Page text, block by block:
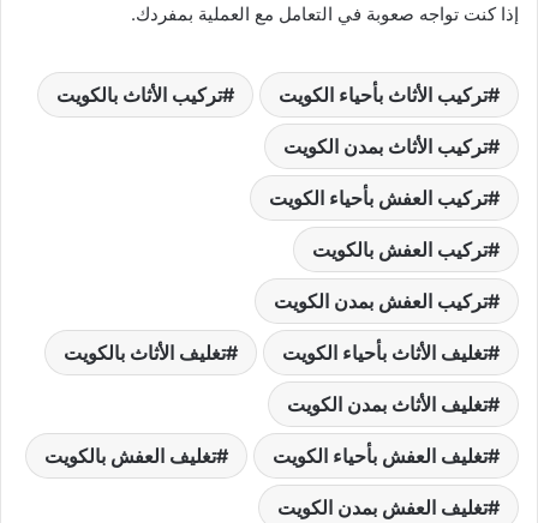
إذا كنت تواجه صعوبة في التعامل مع العملية بمفردك.
تركيب الأثاث بأحياء الكويت تركيب الأثاث بالكويت
تركيب الأثاث بمدن الكويت
تركيب العفش بأحياء الكويت
تركيب العفش بالكويت
تركيب العفش بمدن الكويت
تغليف الأثاث بأحياء الكويت تغليف الأثاث بالكويت
تغليف الأثاث بمدن الكويت
تغليف العفش بأحياء الكويت تغليف العفش بالكويت
تغليف العفش بمدن الكويت